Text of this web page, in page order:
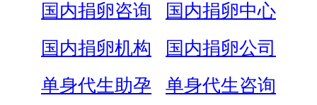
国内捐卵咨询
国内捐卵中心
国内捐卵机构
国内捐卵公司
单身代生助孕
单身代生咨询